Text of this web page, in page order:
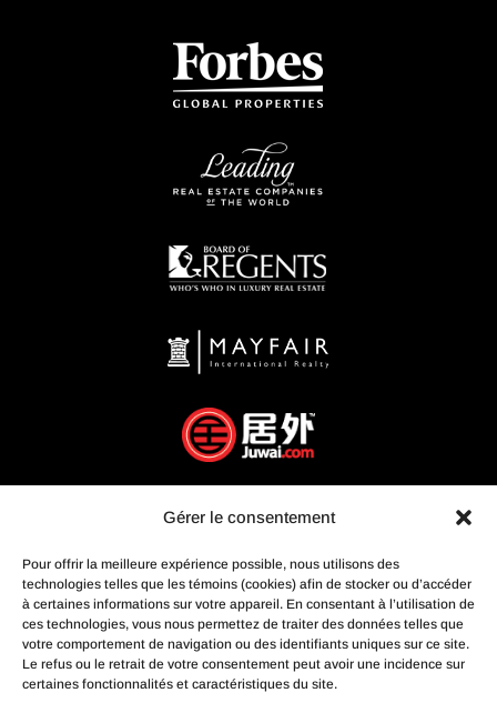
Gérer le consentement
Pour offrir la meilleure expérience possible, nous utilisons des
technologies telles que les témoins (cookies) afin de stocker ou d’accéder
à certaines informations sur votre appareil. En consentant à l’utilisation de
ces technologies, vous nous permettez de traiter des données telles que
votre comportement de navigation ou des identifiants uniques sur ce site.
Le refus ou le retrait de votre consentement peut avoir une incidence sur
certaines fonctionnalités et caractéristiques du site.